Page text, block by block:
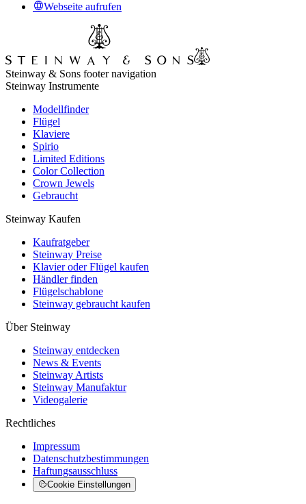
Webseite aufrufen
Steinway & Sons footer navigation
Steinway Instrumente
Modellfinder
Flügel
Klaviere
Spirio
Limited Editions
Color Collection
Crown Jewels
Gebraucht
Steinway Kaufen
Kaufratgeber
Steinway Preise
Klavier oder Flügel kaufen
Händler finden
Flügelschablone
Steinway gebraucht kaufen
Über Steinway
Steinway entdecken
News & Events
Steinway Artists
Steinway Manufaktur
Videogalerie
Rechtliches
Impressum
Datenschutzbestimmungen
Haftungsausschluss
Cookie Einstellungen